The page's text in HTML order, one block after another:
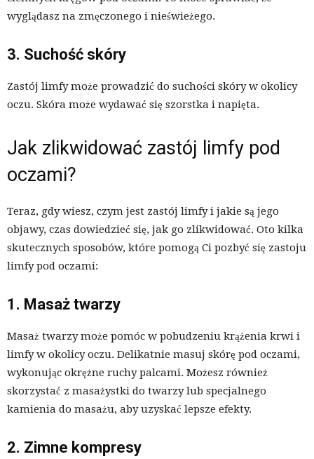
wyglądasz na zmęczonego i nieświeżego.
3. Suchość skóry
Zastój limfy może prowadzić do suchości skóry w okolicy
oczu. Skóra może wydawać się szorstka i napięta.
Jak zlikwidować zastój limfy pod
oczami?
Teraz, gdy wiesz, czym jest zastój limfy i jakie są jego
objawy, czas dowiedzieć się, jak go zlikwidować. Oto kilka
skutecznych sposobów, które pomogą Ci pozbyć się zastoju
limfy pod oczami:
1. Masaż twarzy
Masaż twarzy może pomóc w pobudzeniu krążenia krwi i
limfy w okolicy oczu. Delikatnie masuj skórę pod oczami,
wykonując okrężne ruchy palcami. Możesz również
skorzystać z masażystki do twarzy lub specjalnego
kamienia do masażu, aby uzyskać lepsze efekty.
2. Zimne kompresy